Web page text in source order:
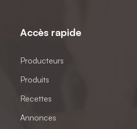
Accès rapide
Producteurs
Produits
Recettes
Annonces